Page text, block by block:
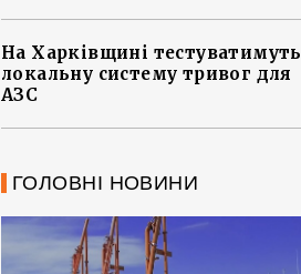
На Харківщині тестуватимуть
локальну систему тривог для
АЗС
ГОЛОВНІ НОВИНИ